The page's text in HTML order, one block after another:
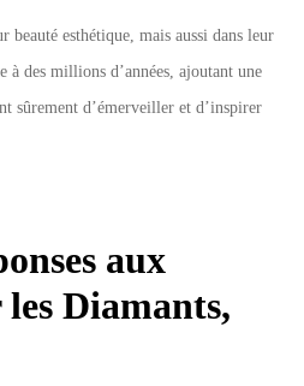
beauté esthétique, mais aussi dans leur
des millions d’années, ajoutant une
sûrement d’émerveiller et d’inspirer
aux
Diamants,